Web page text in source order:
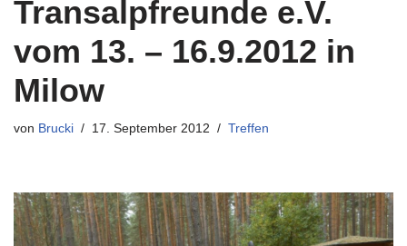
Transalpfreunde e.V.
vom 13. – 16.9.2012 in
Milow
von Brucki 17. September 2012 Treffen